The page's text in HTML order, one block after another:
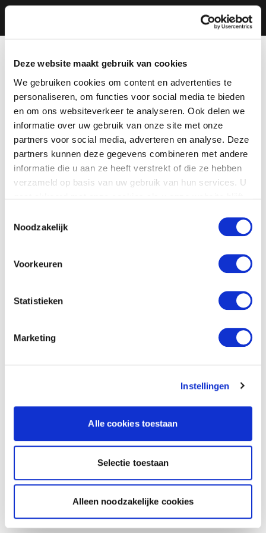
Deze website maakt gebruik van cookies
We gebruiken cookies om content en advertenties te
personaliseren, om functies voor social media te bieden
en om ons websiteverkeer te analyseren. Ook delen we
informatie over uw gebruik van onze site met onze
partners voor social media, adverteren en analyse. Deze
partners kunnen deze gegevens combineren met andere
informatie die u aan ze heeft verstrekt of die ze hebben
verzameld op basis van uw gebruik van hun services. U
Noodzakelijk
Voorkeuren
Statistieken
Marketing
Instellingen
Alle cookies toestaan
Selectie toestaan
Alleen noodzakelijke cookies